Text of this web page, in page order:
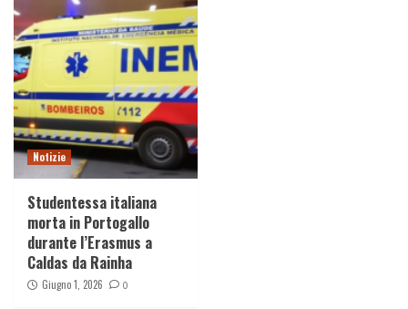
Notizie
Studentessa italiana
morta in Portogallo
durante l’Erasmus a
Caldas da Rainha
Giugno 1, 2026 0